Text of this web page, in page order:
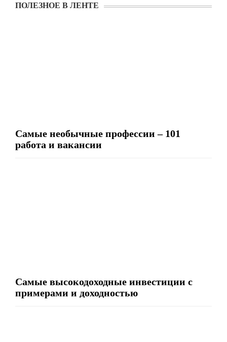
ПОЛЕЗНОЕ В ЛЕНТЕ
Самые необычные профессии – 101
работа и вакансии
Самые высокодоходные инвестиции с
примерами и доходностью